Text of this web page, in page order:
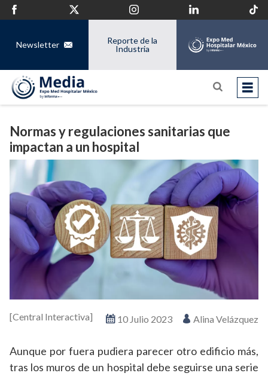
Newsletter
Reporte de la
Industria
Normas y regulaciones sanitarias que
impactan a un hospital
10 Julio 2023 Alina Velázquez
[Central Interactiva]
Aunque por fuera pudiera parecer otro edificio más,
tras los muros de un hospital debe seguirse una serie